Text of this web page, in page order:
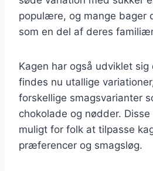
populære, og mange bager
som en del af deres
Kagen har også udviklet
findes nu utallige
forskellige smagsvarianter
chokolade og nødder.
muligt for folk at tilpasse
præferencer og smagsløg.